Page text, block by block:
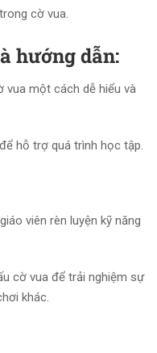
cờ vua.
hướng dẫn:
vua một cách dễ hiểu và
hỗ trợ quá trình học tập.
viên rèn luyện kỹ năng
cờ vua để trải nghiệm sự
khác.